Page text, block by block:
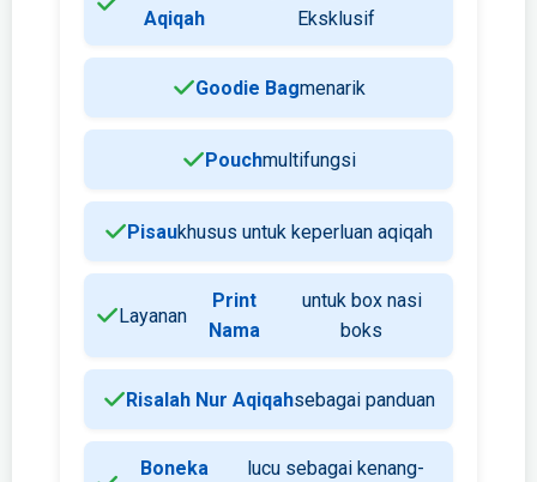
Aqiqah
Eksklusif
Goodie Bagmenarik
Pouchmultifungsi
Pisaukhusus untuk keperluan aqiqah
Layanan
Print
Nama
untuk box nasi
boks
Risalah Nur Aqiqahsebagai panduan
Boneka
lucu sebagai kenang-